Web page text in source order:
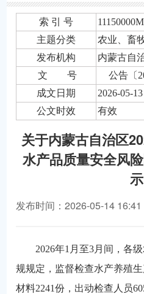
索 引 号
主题分类
农业、畜
发布机构
内蒙古自
文 号
公告〔
成文日期
2026-05-13
公文时效
有效
关于内蒙古自治区
水产品质量安全风
示
发布时间：2026-05-14 16:41
2026年1月至3月间，各
规规定，监督检查水产养殖
材料2241份，出动检查人员